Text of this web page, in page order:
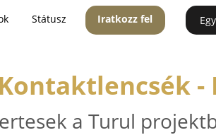
Státusz Iratkozz fel
-
a Turul